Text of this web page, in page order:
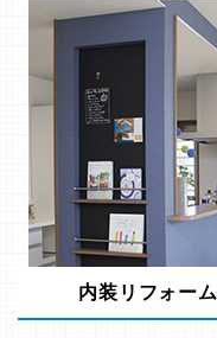
内装リフォーム